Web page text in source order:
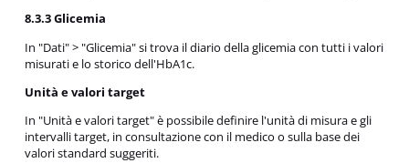
8.3.3 Glicemia
In "Dati" > "Glicemia" si trova il diario della glicemia con tutti i valori
misurati e lo storico dell'HbA1c.
Unità e valori target
In "Unità e valori target" è possibile definire l'unità di misura e gli
intervalli target, in consultazione con il medico o sulla base dei
valori standard suggeriti.